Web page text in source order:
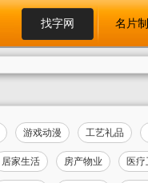
找字网 名片
游戏动漫 工艺礼品
居家生活 房产物业 医